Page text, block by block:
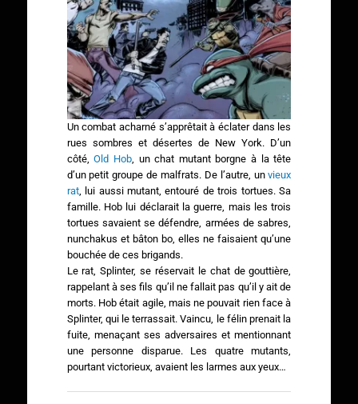
Un combat acharné s’apprêtait à éclater dans les
rues sombres et désertes de New York. D’un
côté,Old Hob, un chat mutant borgne à la tête
d’un petit groupe de malfrats. De l’autre, unvieux
rat, lui aussi mutant, entouré de trois tortues. Sa
famille. Hob lui déclarait la guerre, mais les trois
tortues savaient se défendre, armées de sabres,
nunchakus et bâton bo, elles ne faisaient qu’une
bouchée de ces brigands.
Le rat, Splinter, se réservait le chat de gouttière,
rappelant à ses fils qu’il ne fallait pas qu’il y ait de
morts. Hob était agile, mais ne pouvait rien face à
Splinter, qui le terrassait. Vaincu, le félin prenait la
fuite, menaçant ses adversaires et mentionnant
une personne disparue. Les quatre mutants,
pourtant victorieux, avaient les larmes aux yeux…